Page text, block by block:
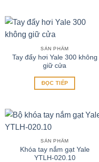
SẢN PHẨM
Tay đẩy hơi Yale 300 không
giữ cửa
ĐỌC TIẾP
SẢN PHẨM
Khóa tay nắm gạt Yale
YTLH-020.10